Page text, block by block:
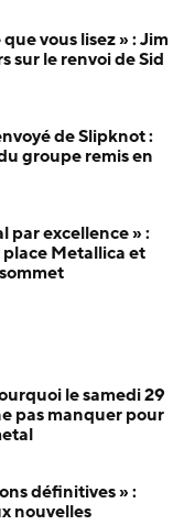
vous lisez » : Jim
sur le renvoi de Sid
de Slipknot :
groupe remis en
par excellence » :
Metallica et
le samedi 29
pas manquer pour
définitives » :
nouvelles